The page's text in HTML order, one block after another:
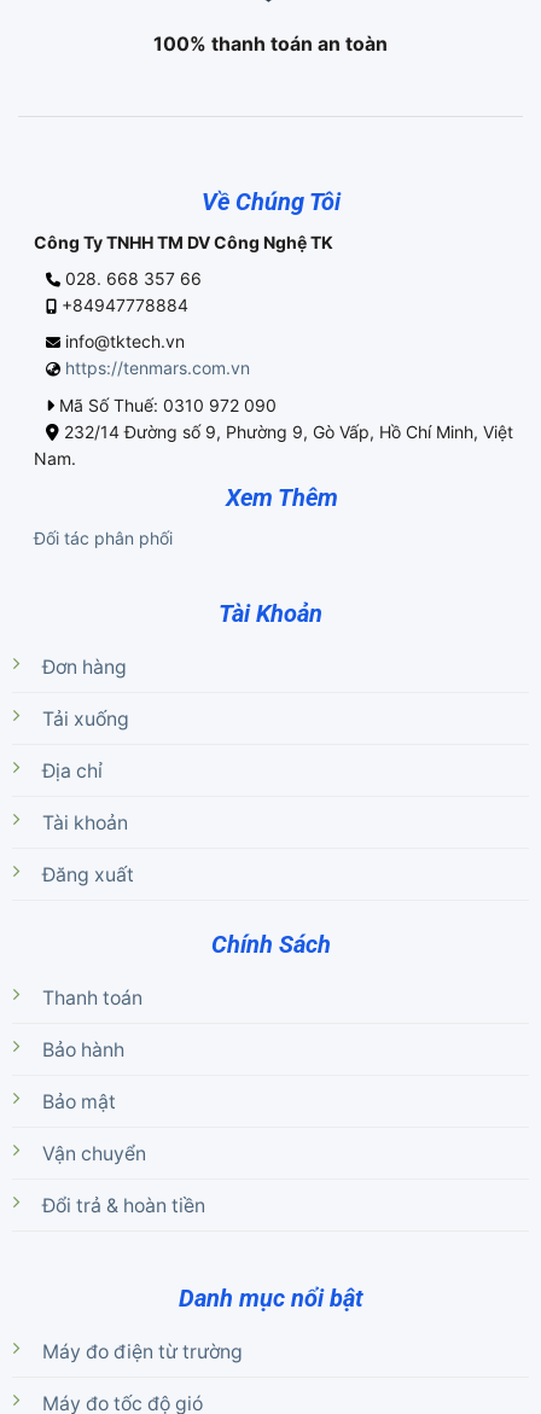
100% thanh toán an toàn
Về Chúng Tôi
Công Ty TNHH TM DV Công Nghệ TK
028. 668 357 66
+84947778884
info@tktech.vn
https://tenmars.com.vn
Mã Số Thuế: 0310 972 090
232/14 Đường số 9, Phường 9, Gò Vấp, Hồ Chí Minh, Việt
Nam.
Xem Thêm
Đối tác phân phối
Tài Khoản
Đơn hàng
Tải xuống
Địa chỉ
Tài khoản
Đăng xuất
Chính Sách
Thanh toán
Bảo hành
Bảo mật
Vận chuyển
Đổi trả & hoàn tiền
Danh mục nổi bật
Máy đo điện từ trường
Máy đo tốc độ gió